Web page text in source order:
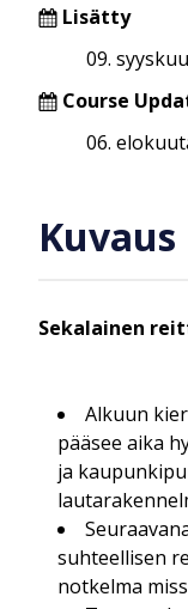
Lisätty
09.
Course
06.
Kuvaus
Sekalainen
Alkuun
pääsee aika
ja
suhteellisen
notkelma